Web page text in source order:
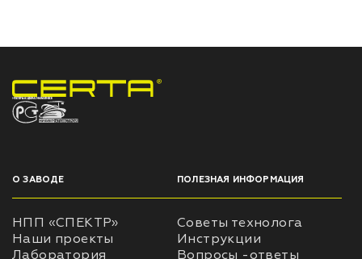
НПП «СПЕКТР» ЗАВОД ЛАКОКРАСОЧНЫХ МАТЕРИАЛОВ
О ЗАВОДЕ
НПП «СПЕКТР»
Наши проекты
Лаборатория
ПОЛЕЗНАЯ ИНФОРМАЦИЯ
Советы технолога
Инструкции
Вопросы -ответы